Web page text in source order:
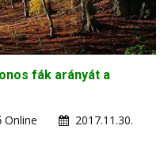
fák arányát a
Online
2017.11.30.